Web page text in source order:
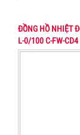
ĐỒNG HỒ NHIỆT
L-0/100 C-FW-CD4